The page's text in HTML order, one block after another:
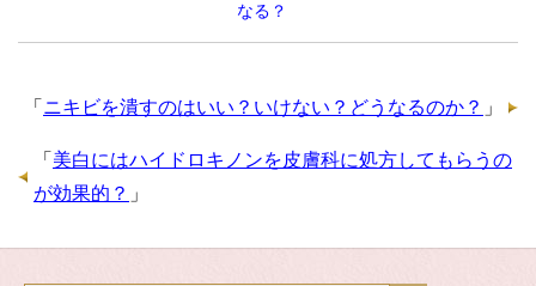
なる？
「 ニキビを潰すのはいい？いけない？どうなるのか？ 」
「 美白にはハイドロキノンを皮膚科に処方してもらうの
が効果的？ 」